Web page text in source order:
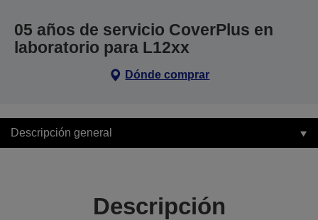
05 años de servicio CoverPlus en
laboratorio para L12xx
Dónde comprar
Descripción general
Descripción